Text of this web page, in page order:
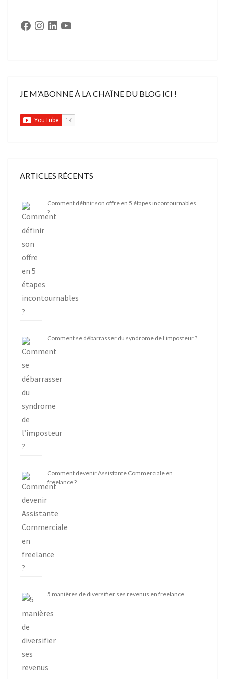
Facebook
Instagram
LinkedInYouTube
JE M’ABONNE À LA CHAÎNE DU BLOG ICI !
ARTICLES RÉCENTS
Comment définir son offre en 5 étapes incontournables
?
Comment se débarrasser du syndrome de l’imposteur ?
Comment devenir Assistante Commerciale en
freelance ?
5 manières de diversifier ses revenus en freelance